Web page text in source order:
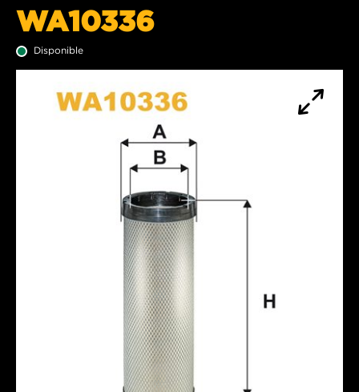
WA10336
Disponible